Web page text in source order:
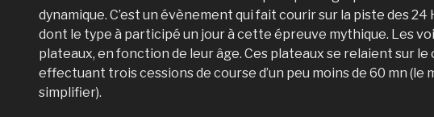
dynamique. C’est un évènement qui fait courir sur la piste des
dont le type à participé un jour à cette épreuve mythique. Les
plateaux, en fonction de leur âge. Ces plateaux se relaient sur
effectuant trois cessions de course d’un peu moins de 60 mn (le
simplifier).